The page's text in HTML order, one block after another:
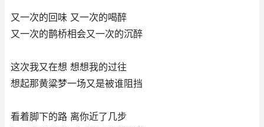
又一次的回味 又一次的喝醉
又一次的鹊桥相会又一次的沉醉
​这次我又在想 想想我的过往
想起那黄粱梦一场又是被谁阻挡
看着脚下的路 离你近了几步